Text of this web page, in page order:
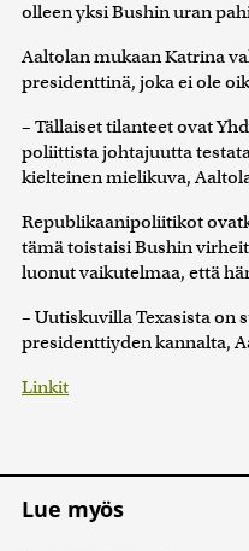
olleen yksi Bushin uran
Aaltolan mukaan Katrina
presidenttinä, joka ei ole
– Tällaiset tilanteet ovat
poliittista johtajuutta
kielteinen mielikuva,
Republikaanipoliitikot
tämä toistaisi Bushin
luonut vaikutelmaa, että
– Uutiskuvilla Texasista on
presidenttiyden kannalta,
Linkit
Lue myös